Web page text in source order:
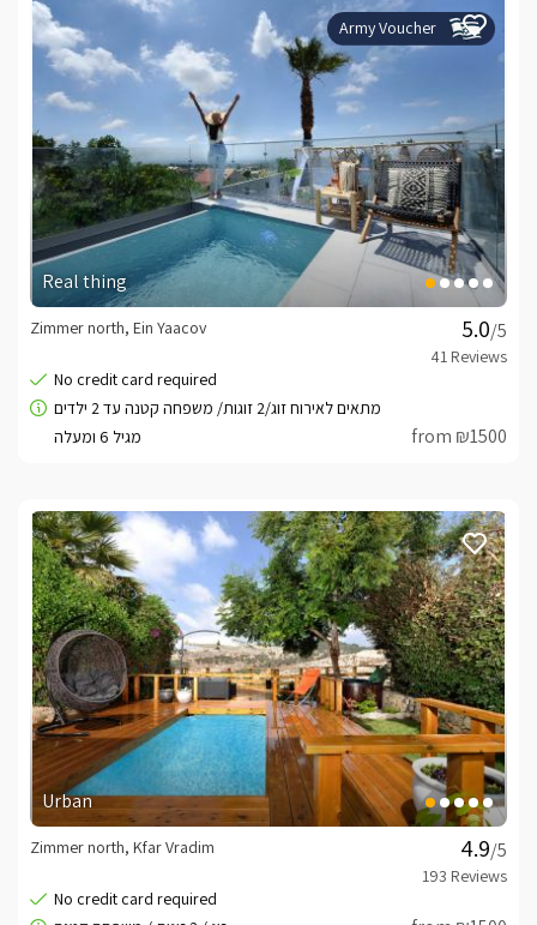
Army Voucher
Real thing
/5
Zimmer north, Ein Yaacov
from ₪1500
Urban
/5
Zimmer north, Kfar Vradim